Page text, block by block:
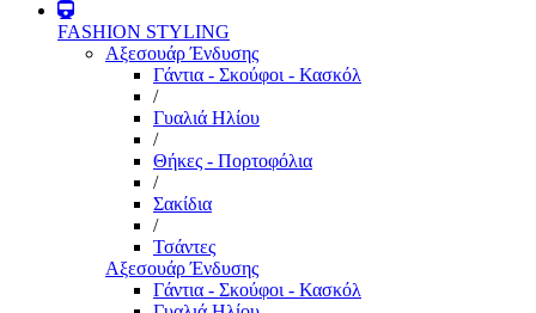
FASHION STYLING
Αξεσουάρ Ένδυσης
Γάντια - Σκούφοι - Κασκόλ
/
Γυαλιά Ηλίου
/
Θήκες - Πορτοφόλια
/
Σακίδια
/
Τσάντες
Αξεσουάρ Ένδυσης
Γάντια - Σκούφοι - Κασκόλ